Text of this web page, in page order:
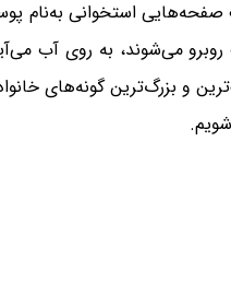
استخوانی به‌نام
می‌شوند، به روی آب
۲ سانتی‌متر و آتیپا با درازای ۲۶/۳ سانتی‌متر،